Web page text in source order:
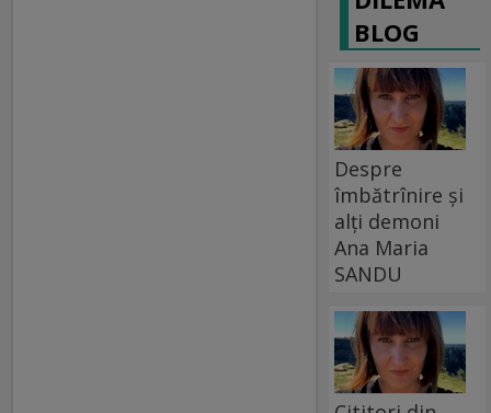
BLOG
Despre
îmbătrînire și
alți demoni
Ana Maria
SANDU